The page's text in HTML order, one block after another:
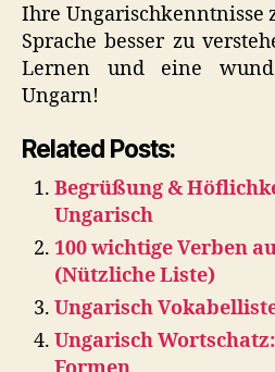
Ihre Ungarischkenntnisse
Sprache besser zu
Lernen und eine
Ungarn!
Related Posts:
Begrüßung &
Ungarisch
100 wichtige Verben
(Nützliche Liste)
Ungarisch
Ungarisch